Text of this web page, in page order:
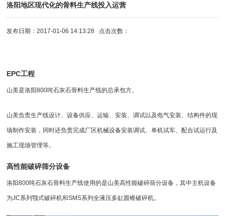
洛阳地区现代化的骨料生产线投入运营
发布日期：2017-01-06 14:13:28 点击次数：
EPC工程
山美是洛阳800吨石灰石骨料生产线的总承包方。
山美负责生产线设计、设备供应、运输、安装、调试以及电气安装、结构件的现
场制作安装，同时还负责完成厂区机械设备安装调试、单机试车、配合试运行及
施工现场管理等。
高性能破碎筛分设备
洛阳800吨石灰石骨料生产线使用的是山美高性能破碎筛分设备，其中主机设备
为JC系列颚式破碎机和SMS系列全液压多缸圆锥破碎机。